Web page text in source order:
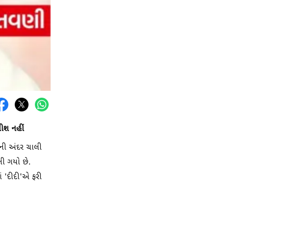
નહીં
અંદર ચાલી
ગયો છે.
'દીદી'એ ફરી